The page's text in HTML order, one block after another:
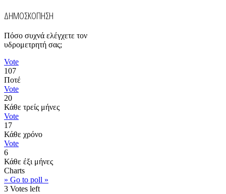
ΔΗΜΟΣΚΟΠΗΣΗ
Πόσο συχνά ελέγχετε τον
υδρομετρητή σας;
Vote
107
Ποτέ
Vote
20
Κάθε τρείς μήνες
Vote
17
Κάθε χρόνο
Vote
6
Κάθε έξι μήνες
Charts
» Go to poll »
3 Votes left